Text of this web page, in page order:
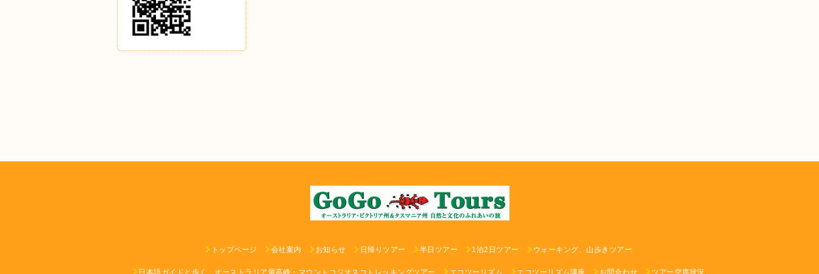
トップページ 会社案内 お知らせ 日帰りツアー 半日ツアー 1泊2日ツアー ウォーキング、山歩きツアー
日本語ガイドと歩く、オーストラリア最高峰・マウントコジオスコトレッキングツアー エコツーリズム エコツーリズム講座 お問合わせ ツアー空席状況